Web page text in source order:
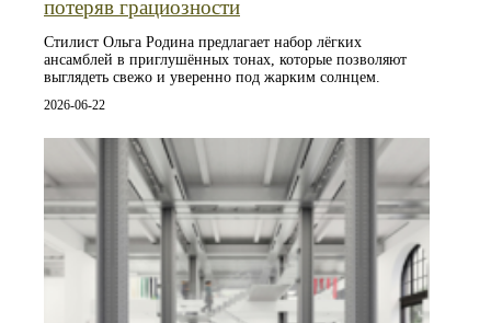
потеряв грациозности
Стилист Ольга Родина предлагает набор лёгких
ансамблей в приглушённых тонах, которые позволяют
выглядеть свежо и уверенно под жарким солнцем.
2026-06-22